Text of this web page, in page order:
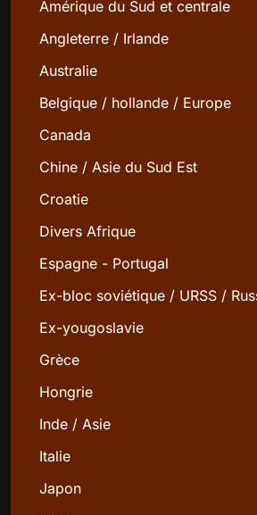
Amérique du Sud et centrale
Angleterre / Irlande
Australie
Belgique / hollande / Europe
Canada
Chine / Asie du Sud Est
Croatie
Divers Afrique
Espagne - Portugal
Ex-bloc soviétique / URSS /
Ex-yougoslavie
Grèce
Hongrie
Inde / Asie
Italie
Japon